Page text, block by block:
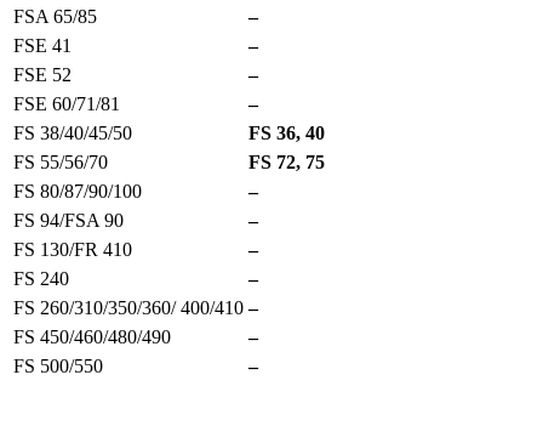
FSA 65/85
–
FSE 41
–
FSE 52
–
FSE 60/71/81
–
FS 38/40/45/50
FS 36, 40
FS 55/56/70
FS 72, 75
FS 80/87/90/100
–
FS 94/FSA 90
–
FS 130/FR 410
–
FS 240
–
FS 260/310/350/360/ 400/410 –
FS 450/460/480/490
–
FS 500/550
–